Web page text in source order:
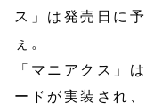
ス」は発売日に
ぇ。
「マニアクス」
ードが実装され